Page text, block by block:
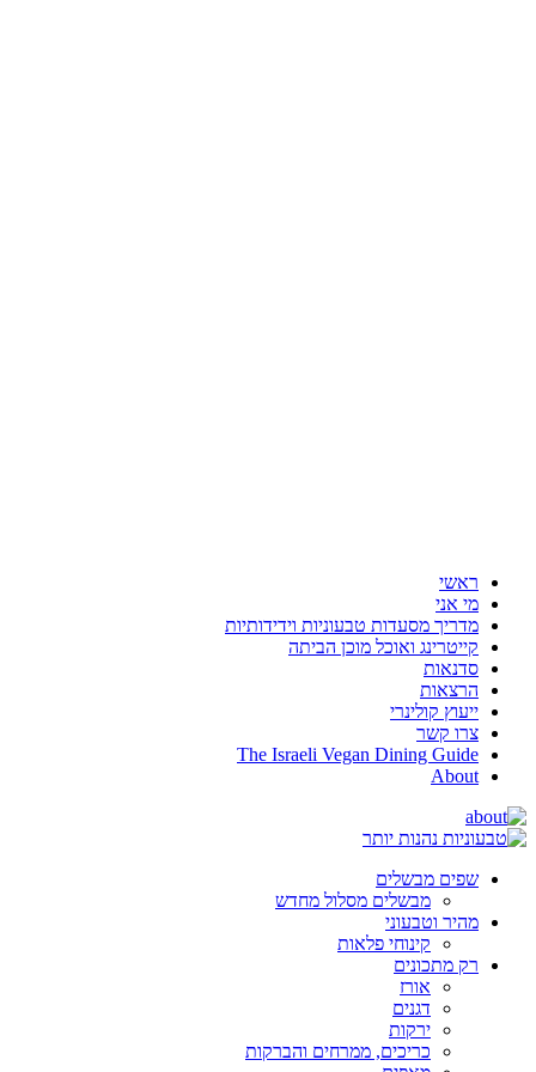
ראשי
מי אני
מדריך מסעדות טבעוניות וידידותיות
קייטרינג ואוכל מוכן הביתה
סדנאות
הרצאות
ייעוץ קולינרי
צרו קשר
The Israeli Vegan Dining Guide
About
שפים מבשלים
מבשלים מסלול מחדש
מהיר וטבעוני
קינוחי פלאות
רק מתכונים
אורז
דגנים
ירקות
כריכים, ממרחים והברקות